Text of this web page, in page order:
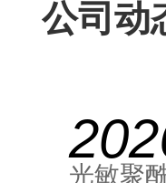
公司动
光敏聚